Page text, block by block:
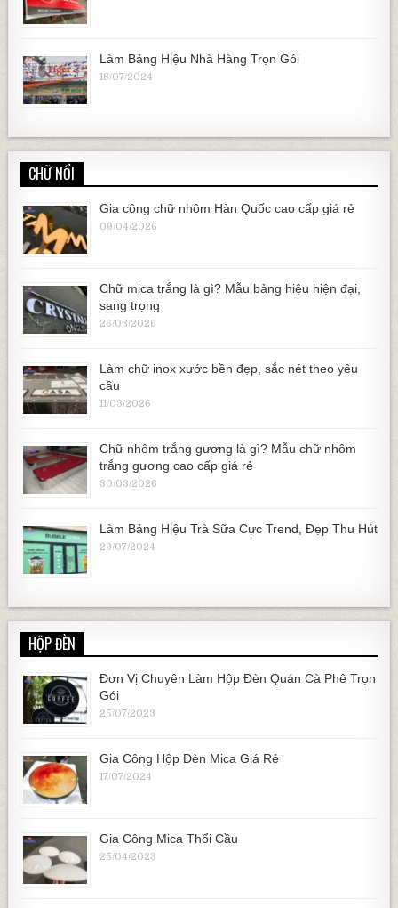
Làm Bảng Hiệu Nhà Hàng Trọn Gói
18/07/2024
CHỮ NỔI
Gia công chữ nhôm Hàn Quốc cao cấp giá rẻ
09/04/2026
Chữ mica trắng là gì? Mẫu bảng hiệu hiện đại,
sang trọng
26/03/2026
Làm chữ inox xước bền đẹp, sắc nét theo yêu
cầu
11/03/2026
Chữ nhôm trắng gương là gì? Mẫu chữ nhôm
trắng gương cao cấp giá rẻ
30/03/2026
Làm Bảng Hiệu Trà Sữa Cực Trend, Đẹp Thu Hút
29/07/2024
HỘP ĐÈN
Đơn Vị Chuyên Làm Hộp Đèn Quán Cà Phê Trọn
Gói
25/07/2023
Gia Công Hộp Đèn Mica Giá Rẻ
17/07/2024
Gia Công Mica Thổi Cầu
25/04/2023